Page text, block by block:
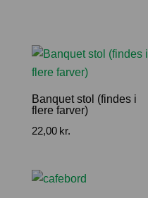
Banquet stol (findes i
flere farver)
22,00 kr.